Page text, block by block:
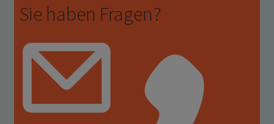
Sie haben Fragen?